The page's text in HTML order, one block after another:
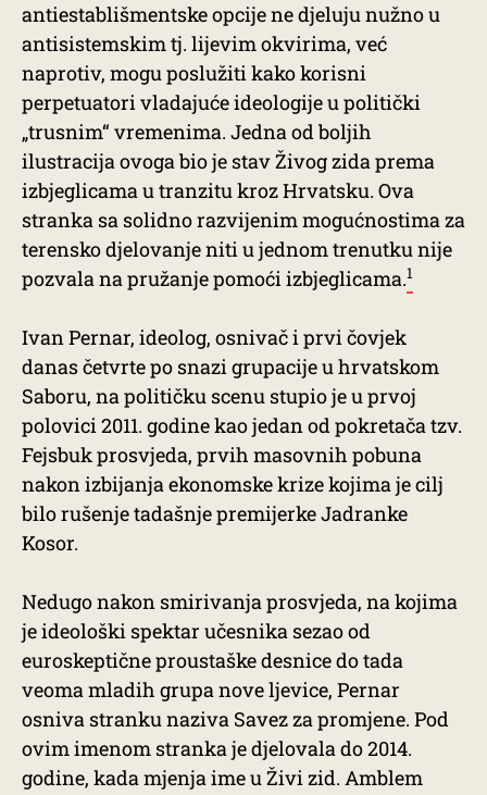
antiestablišmentske opcije ne djeluju nužno u
antisistemskim tj. lijevim okvirima, već
naprotiv, mogu poslužiti kako korisni
perpetuatori vladajuće ideologije u politički
„trusnim“ vremenima. Jedna od boljih
ilustracija ovoga bio je stav Živog zida prema
izbjeglicama u tranzitu kroz Hrvatsku. Ova
stranka sa solidno razvijenim mogućnostima za
terensko djelovanje niti u jednom trenutku nije
pozvala na pružanje pomoći izbjeglicama.1
Ivan Pernar, ideolog, osnivač i prvi čovjek
danas četvrte po snazi grupacije u hrvatskom
Saboru, na političku scenu stupio je u prvoj
polovici 2011. godine kao jedan od pokretača tzv.
Fejsbuk prosvjeda, prvih masovnih pobuna
nakon izbijanja ekonomske krize kojima je cilj
bilo rušenje tadašnje premijerke Jadranke
Kosor.
Nedugo nakon smirivanja prosvjeda, na kojima
je ideološki spektar učesnika sezao od
euroskeptične proustaške desnice do tada
veoma mladih grupa nove ljevice, Pernar
osniva stranku naziva Savez za promjene. Pod
ovim imenom stranka je djelovala do 2014.
godine, kada mjenja ime u Živi zid. Amblem